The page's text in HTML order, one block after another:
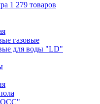
1 279 товаров
газовые
для воды "LD"